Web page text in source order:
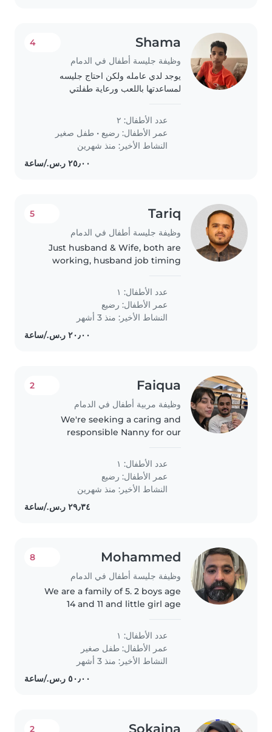
Shama
وظيفة جليسة أطفال في الدمام
4
يوجد لدي عامله ولكن احتاج جليسه
لمساعدتها باللعب ورعاية طفلتي
عدد الأطفال: ٢
عمر الأطفال: رضيع • طفل صغير
النشاط الأخير: منذ شهرين
Tariq
وظيفة جليسة أطفال في الدمام
5
Just husband & Wife, both are
working, husband job timing
timings are from 12 to 9 pm
عدد الأطفال: ١
عمر الأطفال: رضيع
النشاط الأخير: منذ 3 أشهر
Faiqua
وظيفة مربية أطفال في الدمام
2
We're seeking a caring and
responsible Nanny for our
little one is full of love and
energy, and we'd love someone
who can engage with them
while helping..
عدد الأطفال: ١
عمر الأطفال: رضيع
النشاط الأخير: منذ شهرين
Mohammed
وظيفة جليسة أطفال في الدمام
8
We are a family of 5. 2 boys age
14 and 11 and little girl age
عدد الأطفال: ١
عمر الأطفال: طفل صغير
النشاط الأخير: منذ 3 أشهر
Sokaina
2